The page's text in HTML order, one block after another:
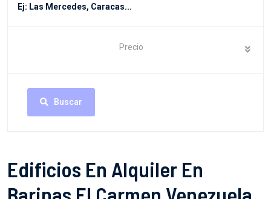
Precio
Buscar
Edificios En Alquiler En
Barinas El Carmen Venezuela